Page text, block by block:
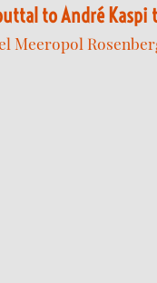
to André
Meeropol